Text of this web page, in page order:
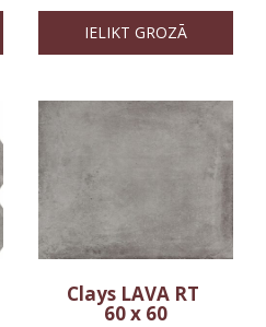
IELIKT GROZĀ
Clays LAVA RT
60 x 60